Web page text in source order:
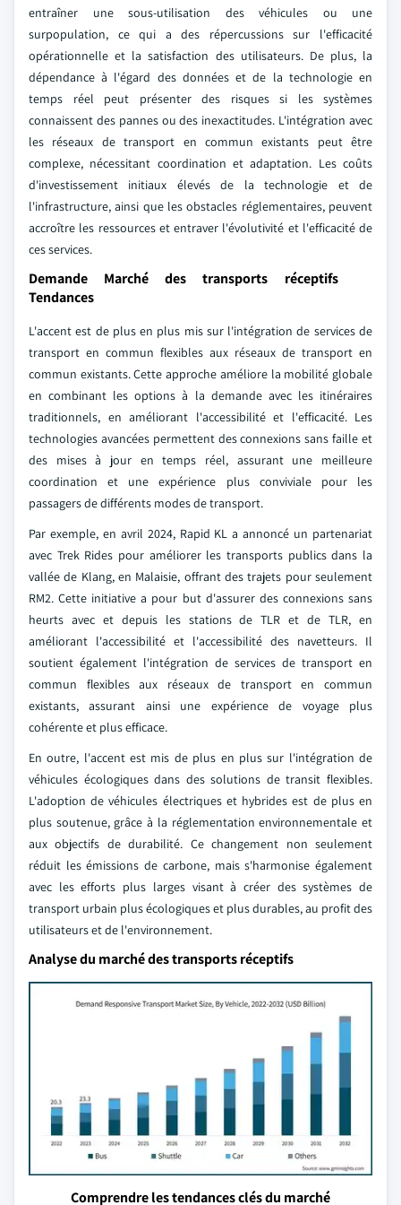
entraîner une sous-utilisation des véhicules ou une
surpopulation, ce qui a des répercussions sur l'efficacité
opérationnelle et la satisfaction des utilisateurs. De plus, la
dépendance à l'égard des données et de la technologie en
temps réel peut présenter des risques si les systèmes
connaissent des pannes ou des inexactitudes. L'intégration avec
les réseaux de transport en commun existants peut être
complexe, nécessitant coordination et adaptation. Les coûts
d'investissement initiaux élevés de la technologie et de
l'infrastructure, ainsi que les obstacles réglementaires, peuvent
accroître les ressources et entraver l'évolutivité et l'efficacité de
ces services.
Demande Marché des transports réceptifs
Tendances
L'accent est de plus en plus mis sur l'intégration de services de
transport en commun flexibles aux réseaux de transport en
commun existants. Cette approche améliore la mobilité globale
en combinant les options à la demande avec les itinéraires
traditionnels, en améliorant l'accessibilité et l'efficacité. Les
technologies avancées permettent des connexions sans faille et
des mises à jour en temps réel, assurant une meilleure
coordination et une expérience plus conviviale pour les
passagers de différents modes de transport.
Par exemple, en avril 2024, Rapid KL a annoncé un partenariat
avec Trek Rides pour améliorer les transports publics dans la
vallée de Klang, en Malaisie, offrant des trajets pour seulement
RM2. Cette initiative a pour but d'assurer des connexions sans
heurts avec et depuis les stations de TLR et de TLR, en
améliorant l'accessibilité et l'accessibilité des navetteurs. Il
soutient également l'intégration de services de transport en
commun flexibles aux réseaux de transport en commun
existants, assurant ainsi une expérience de voyage plus
cohérente et plus efficace.
En outre, l'accent est mis de plus en plus sur l'intégration de
véhicules écologiques dans des solutions de transit flexibles.
L'adoption de véhicules électriques et hybrides est de plus en
plus soutenue, grâce à la réglementation environnementale et
aux objectifs de durabilité. Ce changement non seulement
réduit les émissions de carbone, mais s'harmonise également
avec les efforts plus larges visant à créer des systèmes de
transport urbain plus écologiques et plus durables, au profit des
utilisateurs et de l'environnement.
Analyse du marché des transports réceptifs
Comprendre les tendances clés du marché